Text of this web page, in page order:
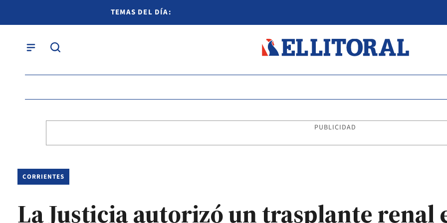
TEMAS DEL DÍA:
PUBLICIDAD
CORRIENTES
La Justicia autorizó un trasplante renal